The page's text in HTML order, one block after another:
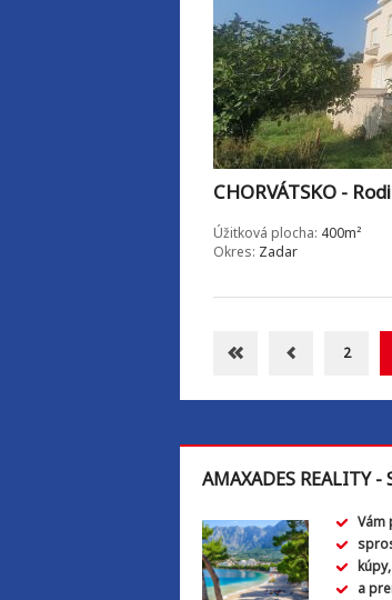
CHORVÁTSKO -
Úžitková plocha: 400m²
Okres: Zadar
2
AMAXADES REALITY -
Vám
a